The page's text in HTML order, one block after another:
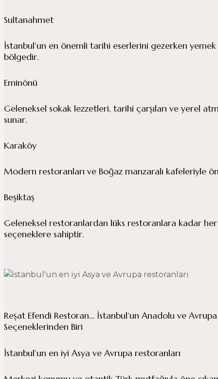
Sultanahmet
İstanbul’un en önemli tarihi eserlerini gezerken
bölgedir.
Eminönü
Geleneksel sokak lezzetleri, tarihi çarşıları ve yerel
sunar.
Karaköy
Modern restoranları ve Boğaz manzaralı kafeleriyle
Beşiktaş
Geleneksel restoranlardan lüks restoranlara kadar
seçeneklere sahiptir.
Reşat Efendi Restoran… İstanbul’un Anadolu ve
Seçeneklerinden Biri
İstanbul’un en iyi Asya ve Avrupa restoranları